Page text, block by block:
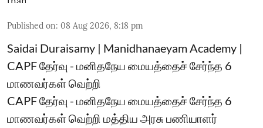
Published on: 08 Aug 2026, 8:18 pm
Saidai Duraisamy | Manidhanaeyam Academy |
CAPF தேர்வு - மனிதநேய மையத்தைச் சேர்ந்த 6
மாணவர்கள் வெற்றி
CAPF தேர்வு - மனிதநேய மையத்தைச் சேர்ந்த 6
மாணவர்கள் வெற்றி மத்திய அரசு பணியாளர்